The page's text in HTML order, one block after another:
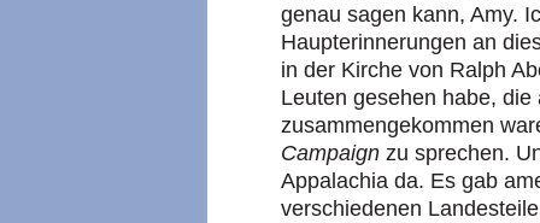
genau sagen kann, Amy.
Haupterinnerungen an
in der Kirche von Ralph
Leuten gesehen habe,
zusammengekommen
Campaign zu sprechen.
Appalachia da. Es gab
verschiedenen